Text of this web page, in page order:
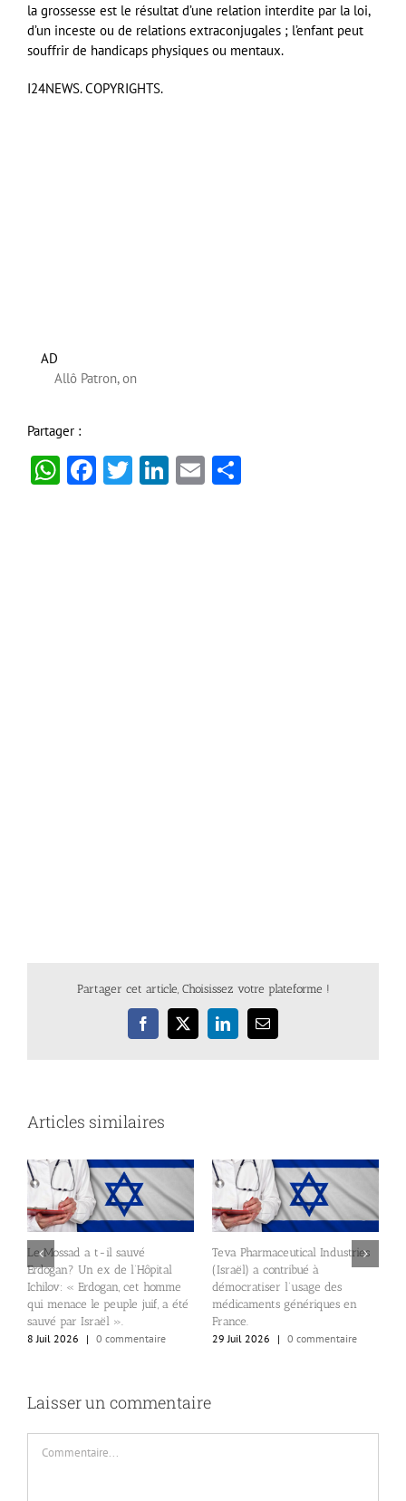
la grossesse est le résultat d’une relation interdite par la loi,
d’un inceste ou de relations extraconjugales ; l’enfant peut
souffrir de handicaps physiques ou mentaux.
I24NEWS. COPYRIGHTS.
AD
Allô Patron, on
Partager :
WhatsApp
Facebook
Twitter
LinkedIn
Email
Partager cet article, Choisissez votre plateforme !
Facebook
X LinkedInEmail
Articles similaires
Le Mossad a t-il sauvé
Erdogan? Un ex de l’Hôpital
Ichilov: « Erdogan, cet homme
qui menace le peuple juif, a été
sauvé par Israël ».
8 Juil 2026
| 0 commentaire
Teva Pharmaceutical Industries
(Israël) a contribué à
démocratiser l’usage des
médicaments génériques en
France.
29 Juil 2026
| 0 commentaire
Laisser un commentaire